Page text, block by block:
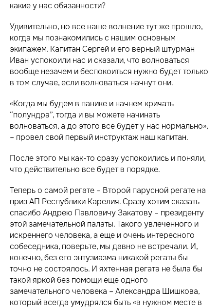
какие у нас обязанности?
Удивительно, но все наше волнение тут же прошло,
когда мы познакомились с нашим основным
экипажем. Капитан Сергей и его верный штурман
Иван успокоили нас и сказали, что волноваться
вообще незачем и беспокоиться нужно будет только
в том случае, если волноваться начнут они.
«Когда мы будем в панике и начнем кричать
“полундра”, тогда и вы можете начинать
волноваться, а до этого все будет у нас нормально»,
– провел свой первый инструктаж наш капитан.
После этого мы как-то сразу успокоились и поняли,
что действительно все будет в порядке.
Теперь о самой регате – Второй парусной регате на
приз АП Республики Карелия. Сразу хотим сказать
спасибо Андрею Павловичу Закатову – президенту
этой замечательной палаты. Такого увлеченного и
искреннего человека, а еще и очень интересного
собеседника, поверьте, мы давно не встречали. И,
конечно, без его энтузиазма никакой регаты бы
точно не состоялось. И яхтенная регата не была бы
такой яркой без помощи еще одного
замечательного человека – Александра Шишкова,
который всегда умудрялся быть «в нужном месте в